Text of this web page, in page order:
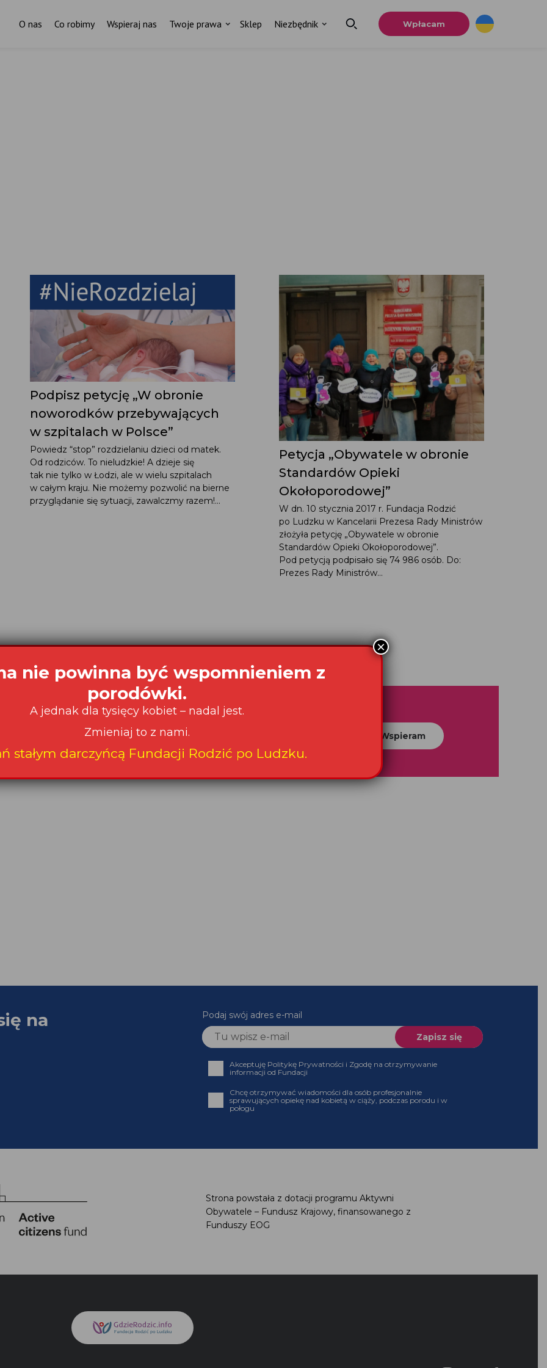
O nas Co robimy Wspieraj nas Twoje prawa Sklep Niezbędnik Wpłacam
Podpisz petycję „W obronie
noworodków przebywających
w szpitalach w Polsce”
Powiedz “stop” rozdzielaniu dzieci od matek.
Od rodziców. To nieludzkie! A dzieje się
tak nie tylko w Łodzi, ale w wielu szpitalach
w całym kraju. Nie możemy pozwolić na bierne
przyglądanie się sytuacji, zawalczmy razem!...
Petycja „Obywatele w obronie
Standardów Opieki
Okołoporodowej”
W dn. 10 stycznia 2017 r. Fundacja Rodzić
po Ludzku w Kancelarii Prezesa Rady Ministrów
złożyła petycję „Obywatele w obronie
Standardów Opieki Okołoporodowej”.
Pod petycją podpisało się 74 986 osób. Do:
Prezes Rady Ministrów...
być kwestią przypadku Wspieram
na
Podaj swój adres e-mail
Akceptuję Politykę Prywatności i Zgodę na otrzymywanie
informacji od Fundacji
Chcę otrzymywać wiadomości dla osób profesjonalnie
sprawujących opiekę nad kobietą w ciąży, podczas porodu i w
połogu
Strona powstała z dotacji programu Aktywni
Obywatele – Fundusz Krajowy, finansowanego z
Funduszy EOG
nie powinna być wspomnieniem z
porodówki.
A jednak dla tysięcy kobiet – nadal jest.
Zmieniaj to z nami.
stałym darczyńcą Fundacji Rodzić po Ludzku.
×